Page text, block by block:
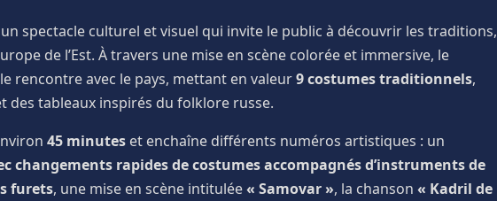
spectacle culturel et visuel qui invite le public à découvrir les traditions,
de l’Est. À travers une mise en scène colorée et immersive, le
rencontre avec le pays, mettant en valeur9 costumes traditionnels,
des tableaux inspirés du folklore russe.
45 minuteset enchaîne différents numéros artistiques : un
changements rapides de costumes accompagnés d’instruments de
furets, une mise en scène intitulée« Samovar », la chanson « Kadril de